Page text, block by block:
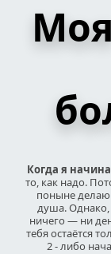
Когда я
то, как надо.
поныне делаю
душа. Однако,
ничего — ни
тебя остаётся
2 - либо